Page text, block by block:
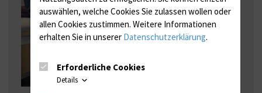
auswählen, welche Cookies Sie zulassen wollen oder
allen Cookies zustimmen. Weitere Informationen
erhalten Sie in unserer Datenschutzerklärung.
Erforderliche Cookies
Details